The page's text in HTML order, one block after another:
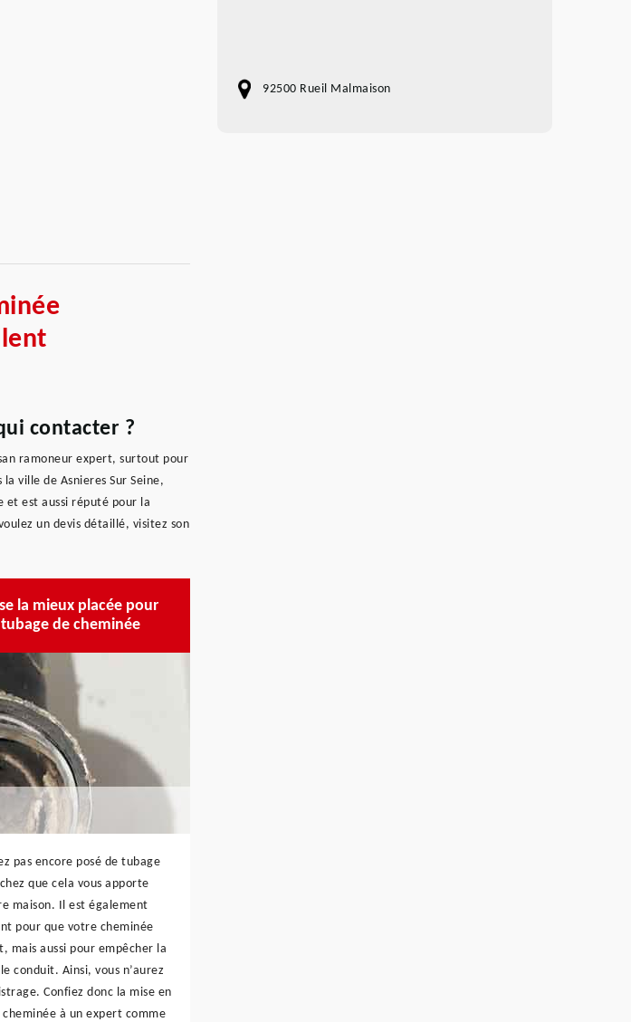
contacter ?
ramoneur expert, surtout pour
ville de Asnieres Sur Seine,
et est aussi réputé pour la
un devis détaillé, visitez son
la mieux placée pour
de cheminée
pas encore posé de tubage
que cela vous apporte
maison. Il est également
pour que votre cheminée
mais aussi pour empêcher la
conduit. Ainsi, vous n’aurez
Confiez donc la mise en
à un expert comme
92500 Rueil Malmaison